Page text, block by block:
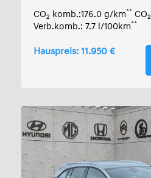
CO2 komb.:176.0 g/km** CO2
Verb.komb.: 7.7 l/100km**
Hauspreis: 11.950 €